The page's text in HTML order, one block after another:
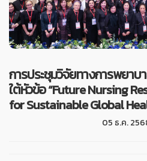
การประชุมวิจัยทางการพยา
ใต้หัวข้อ “Future Nursing
for Sustainable Global
05 ธ.ค.